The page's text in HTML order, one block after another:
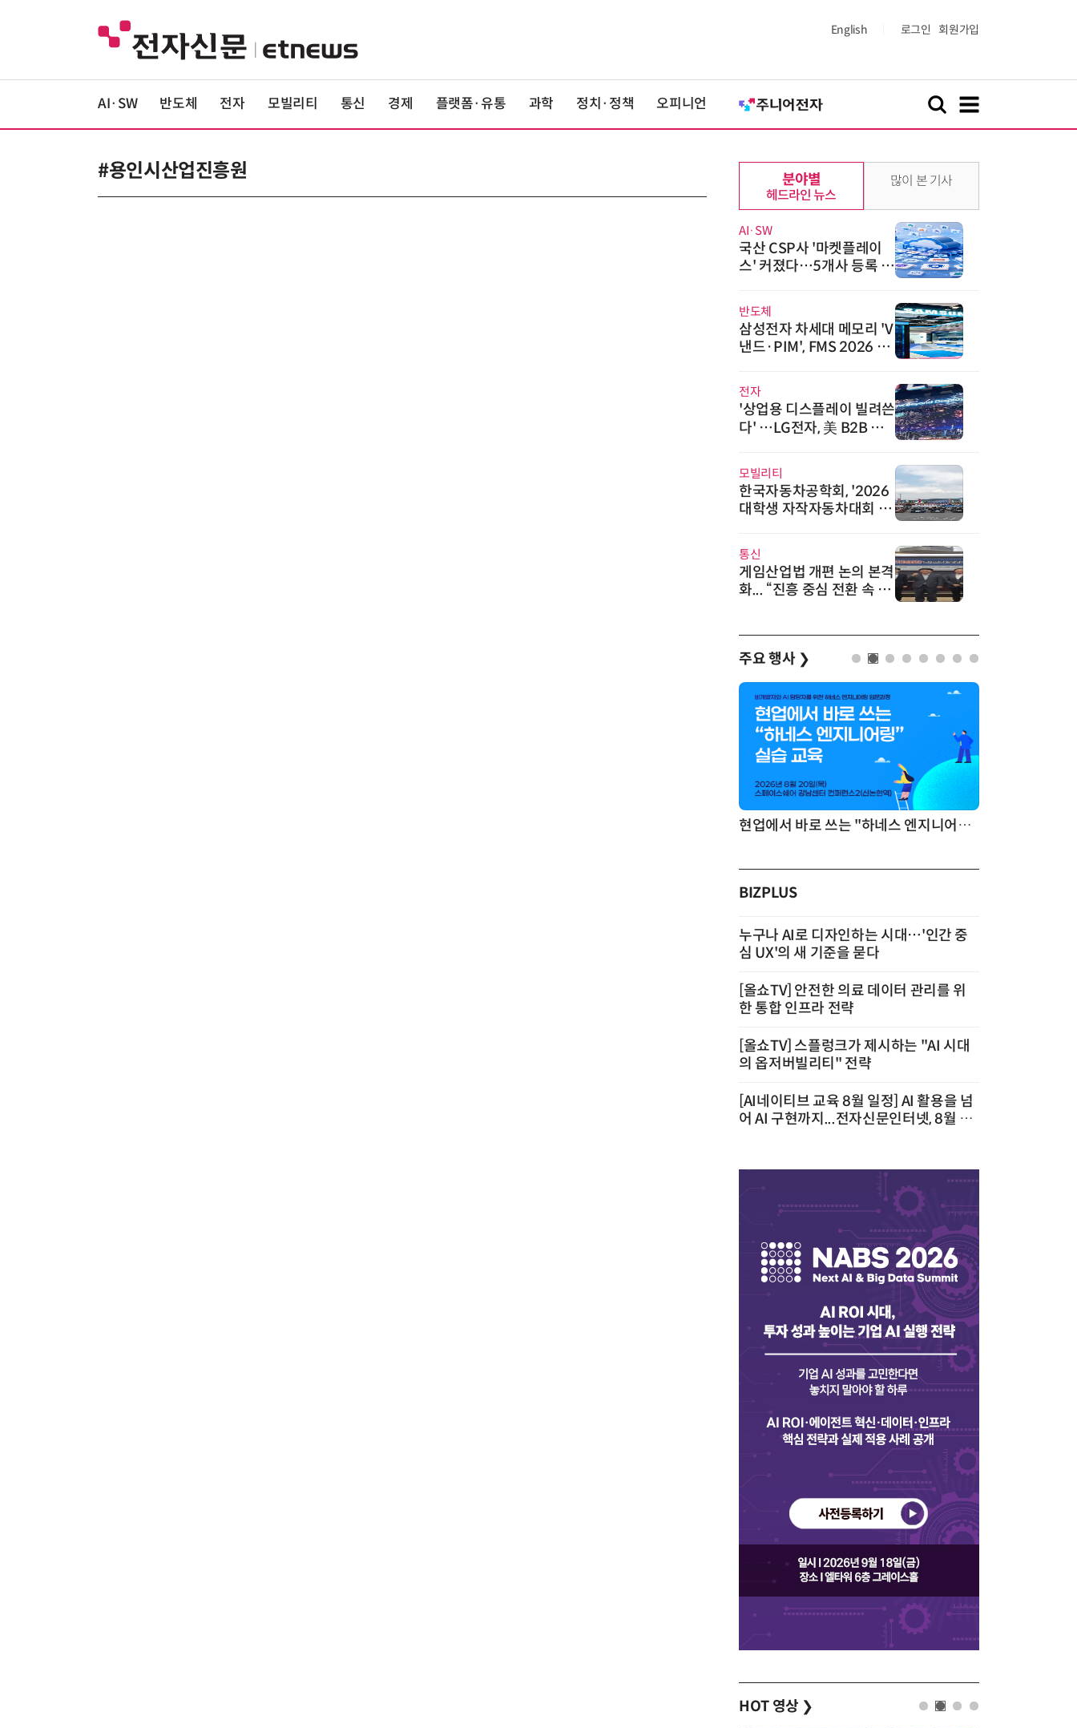
English 로그인 회원가입
AI·SW 반도체 전자 모빌리티 통신 경제 플랫폼·유통 과학 정치·정책 오피니언
#용인시산업진흥원 분야별
헤드라인 뉴스
AI·SW
국산 CSP사 '마켓플레이
스' 커졌다…5개사 등록 솔
반도체
삼성전자 차세대 메모리 'V
낸드·PIM', FMS 2026 어
전자
'상업용 디스플레이 빌려쓴
다' …LG전자, 美 B2B 구
모빌리티
한국자동차공학회, '2026
대학생 자작자동차대회 포
통신
게임산업법 개편 논의 본격
화... “진흥 중심 전환 속 세
많이 본 기사
주요 행사 ❯
현업에서 바로 쓰는 "하네스 엔지니어링" 실습 교육
BIZPLUS
누구나 AI로 디자인하는 시대…'인간 중
심 UX'의 새 기준을 묻다
[올쇼TV] 안전한 의료 데이터 관리를 위
한 통합 인프라 전략
[올쇼TV] 스플렁크가 제시하는 "AI 시대
의 옵저버빌리티" 전략
[AI네이티브 교육 8월 일정] AI 활용을 넘
어 AI 구현까지...전자신문인터넷, 8월 실
HOT 영상 ❯